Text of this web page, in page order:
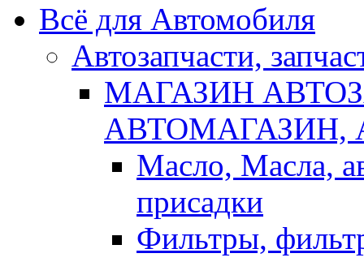
Всё для Автомобиля
Автозапчасти,
МАГАЗИН
АВТОМАГАЗИН,
Масло, Масла,
присадки
Фильтры,